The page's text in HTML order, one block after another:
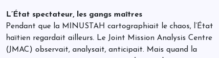
L’État spectateur, les gangs maîtres
Pendant que la MINUSTAH cartographiait le chaos, l’État
haïtien regardait ailleurs. Le Joint Mission Analysis Centre
(JMAC) observait, analysait, anticipait. Mais quand la